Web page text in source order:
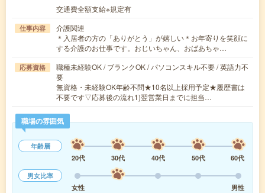
交通費全額支給※規定有
仕事内容
介護関連
＊入居者の方の「ありがとう」が嬉しい＊お年寄りを笑顔に
する介護のお仕事です。おじいちゃん、おばあちゃ…
応募資格
職種未経験OK / ブランクOK / パソコンスキル不要 / 英語力不
要
無資格・未経験OK年齢不問★10名以上採用予定★履歴書は
不要です▽応募後の流れ1)翌営業日までに担当…
職場の雰囲気
年齢層
20代
30代 40代 50代
60代
男女比率
女性
男性